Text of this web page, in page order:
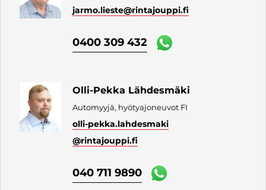
jarmo.lieste@rintajouppi.fi
0400 309 432
Olli-Pekka Lähdesmäki
Automyyjä, hyötyajoneuvot FI
olli-pekka.lahdesmaki
@rintajouppi.fi
040 711 9890